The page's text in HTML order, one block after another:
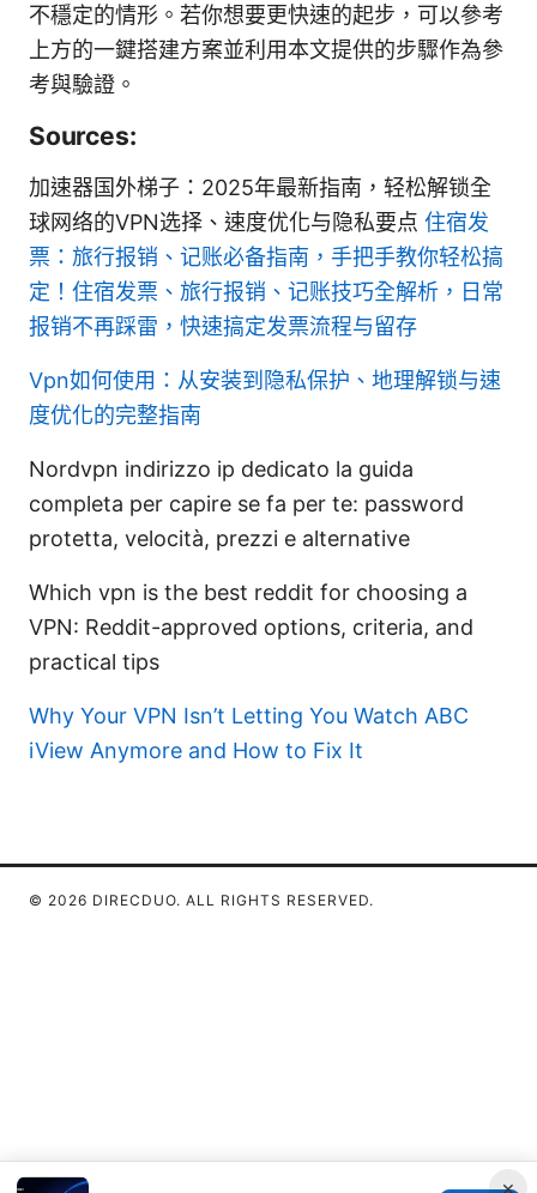
不穩定的情形。若你想要更快速的起步，可以參考
上方的一鍵搭建方案並利用本文提供的步驟作為參
考與驗證。
Sources:
加速器国外梯子：2025年最新指南，轻松解锁全
球网络的VPN选择、速度优化与隐私要点 住宿发
票：旅行报销、记账必备指南，手把手教你轻松搞
定！住宿发票、旅行报销、记账技巧全解析，日常
报销不再踩雷，快速搞定发票流程与留存
Vpn如何使用：从安装到隐私保护、地理解锁与速
度优化的完整指南
Nordvpn indirizzo ip dedicato la guida
completa per capire se fa per te: password
protetta, velocità, prezzi e alternative
Which vpn is the best reddit for choosing a
VPN: Reddit-approved options, criteria, and
practical tips
Why Your VPN Isn’t Letting You Watch ABC
iView Anymore and How to Fix It
×
© 2026 DIRECDUO. ALL RIGHTS RESERVED.